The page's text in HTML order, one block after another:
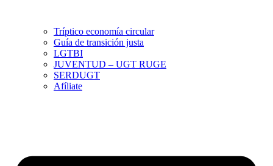
Tríptico economía circular
Guía de transición justa
LGTBI
JUVENTUD – UGT RUGE
SERDUGT
Afíliate